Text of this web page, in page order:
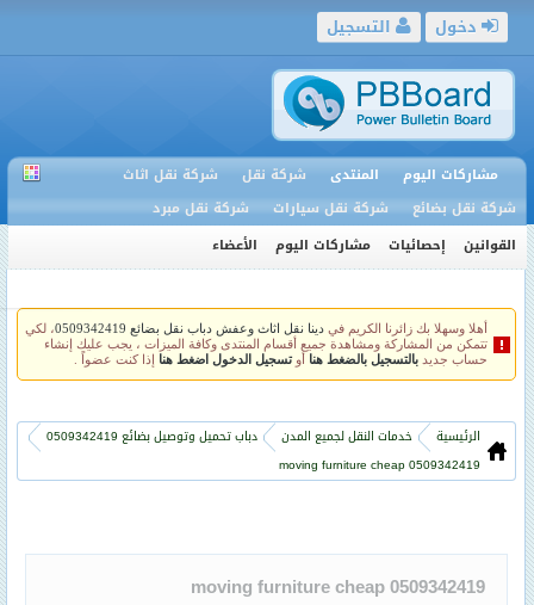
التسجيل دخول
مشاركات اليوم المنتدى شركة نقل
شركة نقل اثاث
شركة نقل بضائع
شركة نقل سيارات
شركة نقل مبرد
القوانين
إحصائيات مشاركات اليوم الأعضاء
أهلا وسهلا بك زائرنا الكريم فيدينا نقل اثاث وعفش دباب نقل بضائع 0509342419
، لكي
تتمكن من المشاركة ومشاهدة جميع أقسام المنتدى وكافة الميزات ، يجب عليك إنشاء
حساب جديدبالتسجيل بالضغط هنا أوتسجيل الدخول اضغط هنا إذا كنت عضواً .
الرئيسية خدمات النقل لجميع المدن
دباب تحميل وتوصيل بضائع 0509342419
moving furniture cheap 0509342419
moving furniture cheap 0509342419